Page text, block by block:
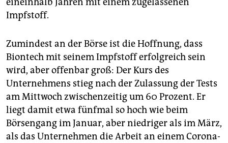
Impfstoff.
Zumindest an der Börse ist die Hoffnung, dass
Biontech mit seinem Impfstoff erfolgreich sein
wird, aber offenbar groß: Der Kurs des
Unternehmens stieg nach der Zulassung der Tests
am Mittwoch zwischenzeitig um 60 Prozent. Er
liegt damit etwa fünfmal so hoch wie beim
Börsengang im Januar, aber niedriger als im März,
als das Unternehmen die Arbeit an einem Corona-